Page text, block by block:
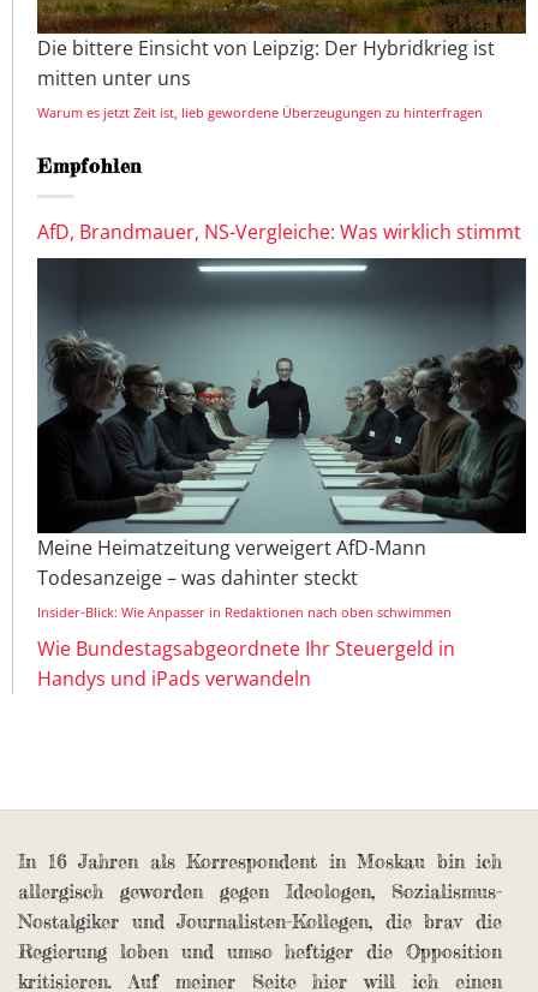
Die bittere Einsicht von Leipzig: Der Hybridkrieg ist
mitten unter uns
Warum es jetzt Zeit ist, lieb gewordene Überzeugungen zu hinterfragen
Empfohlen
AfD, Brandmauer, NS-Vergleiche: Was wirklich stimmt
Meine Heimatzeitung verweigert AfD-Mann
Todesanzeige – was dahinter steckt
Insider-Blick: Wie Anpasser in Redaktionen nach oben schwimmen
Wie Bundestagsabgeordnete Ihr Steuergeld in
Handys und iPads verwandeln
In 16 Jahren als Korrespondent in Moskau bin ich
allergisch geworden gegen Ideologen, Sozialismus-
Nostalgiker und Journalisten-Kollegen, die brav die
Regierung loben und umso heftiger die Opposition
kritisieren. Auf meiner Seite hier will ich einen